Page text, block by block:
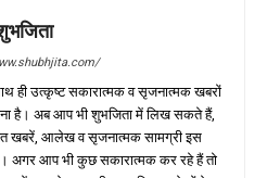
ही उत्कृष्ट सकारात्मक व सृजनात्मक खबरों
है। अब आप भी शुभजिता में लिख सकते हैं,
खबरें, आलेख व सृजनात्मक सामग्री इस
अगर आप भी कुछ सकारात्मक कर रहे हैं तो